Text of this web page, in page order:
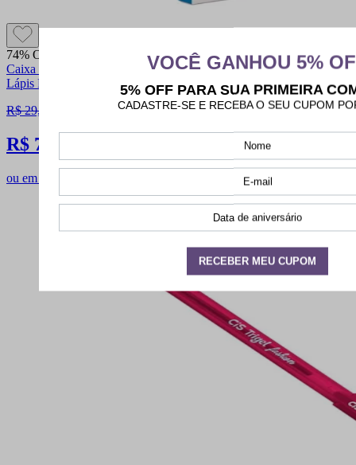
74% OFF
Caixa Lápis de Cor Supercolor com 12 Cores 1 Apontador e 1
Lápis Preto
R$ 29,90
R$ 7,90
ou em 1x de R$ 7,66 sem juros